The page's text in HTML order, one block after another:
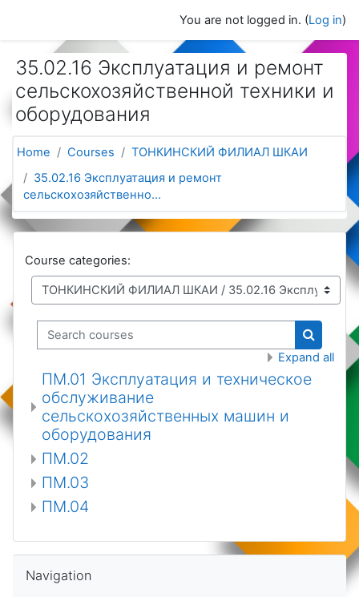
You are not logged in. (Log in)
35.02.16 Эксплуатация и ремонт
сельскохозяйственной техники и
оборудования
Home Courses
ТОНКИНСКИЙ ФИЛИАЛ ШКАИ
35.02.16 Эксплуатация и ремонт
сельскохозяйственно...
Course categories:
Search courses
Search
Expand all
ПМ.01 Эксплуатация и техническое
обслуживание
сельскохозяйственных машин и
оборудования
ПМ.02
ПМ.03
ПМ.04
Navigation